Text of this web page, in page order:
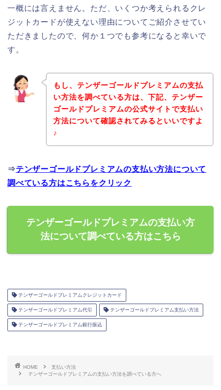
一概には言えません。ただ、いくつか考えられるクレ
ジットカードが使えない理由についてご紹介させてい
ただきましたので、何か１つでも参考になると幸いで
す。
もし、テンザーゴールドプレミアムの支払
い方法を調べている方は、下記、テンザー
ゴールドプレミアムの公式サイトで支払い
方法について確認されてみるといいですよ
♪
⇒テンザーゴールドプレミアムの支払い方法について
調べている方はこちらをクリック
テンザーゴールドプレミアムの支払い方
法について調べている方はこちら
テンザーゴールドプレミアムクレジットカード
テンザーゴールドプレミアム代引 テンザーゴールドプレミアム支払い方法
テンザーゴールドプレミアム銀行振込
HOME
支払い方法
テンザーゴールドプレミアムの支払い方法を調べている方へ